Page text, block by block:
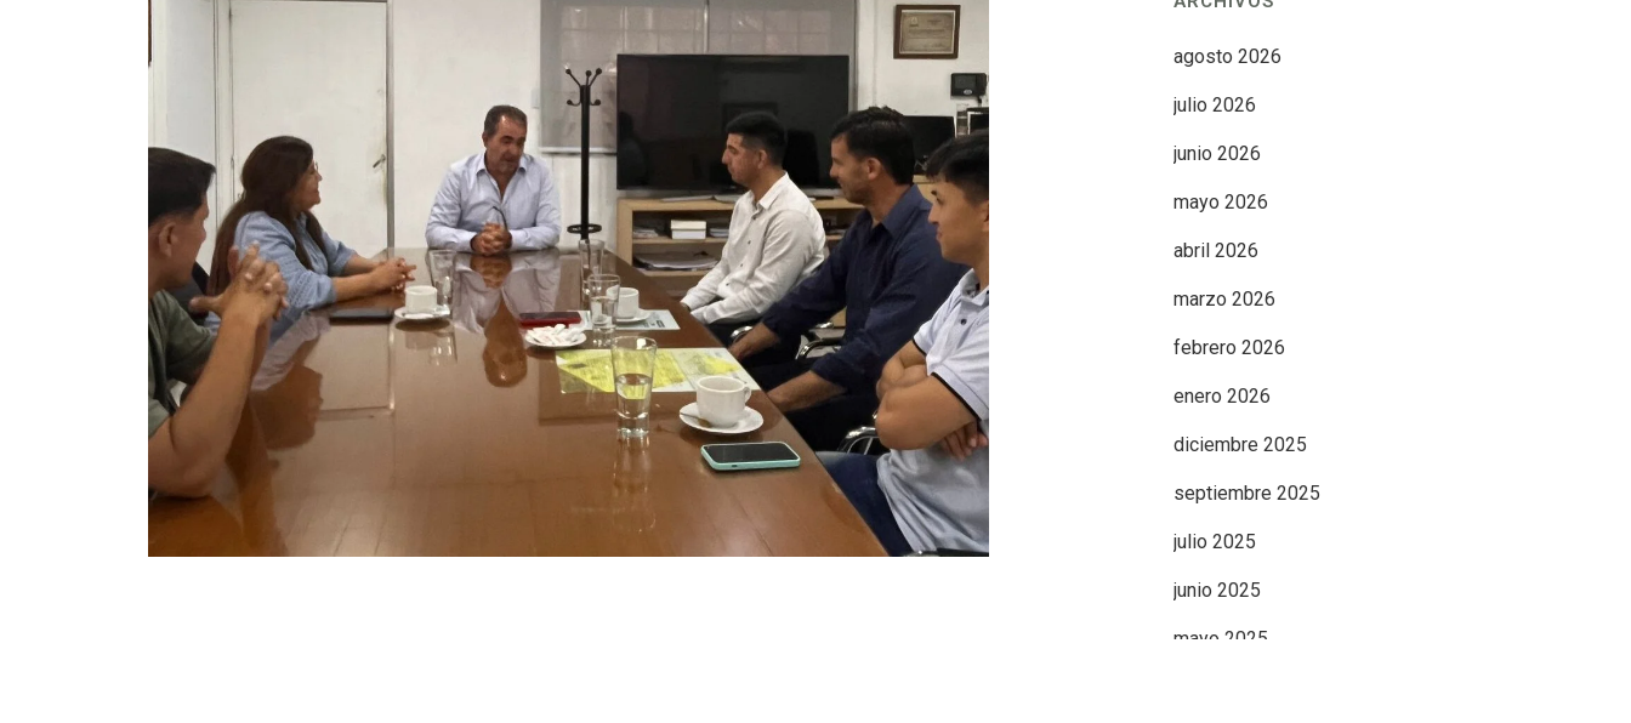
agosto 2026
julio 2026
junio 2026
mayo 2026
abril 2026
marzo 2026
febrero 2026
enero 2026
diciembre 2025
septiembre 2025
julio 2025
junio 2025
mayo 2025